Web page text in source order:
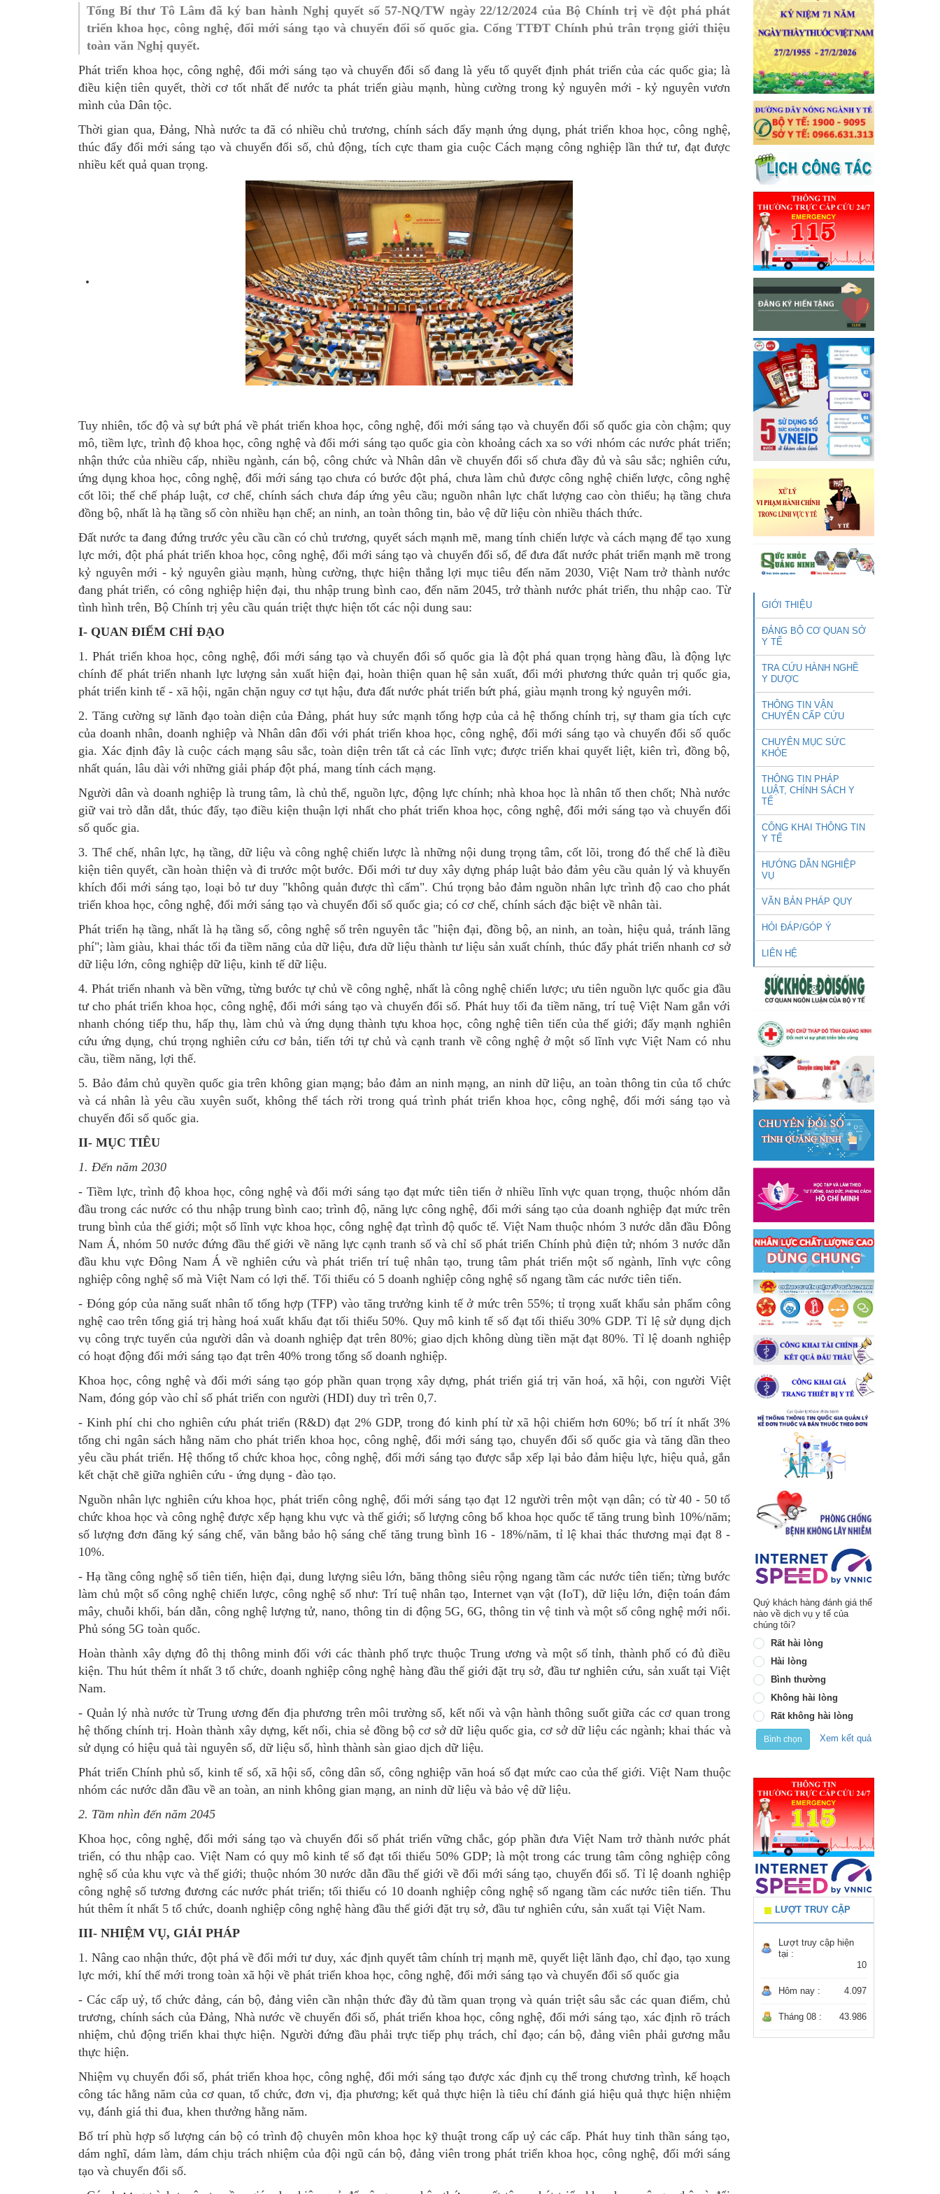
Nghiệp vụ Y
Kế hoạch tài chính
Phòng Bảo trợ xã hội và Trẻ em
SƠ ĐỒ TỔ CHỨC BỘ MÁY
QUY CHẾ LÀM VIỆC SỞ Y TẾ
Bảo hiểm Y tế
An toàn vệ sinh thực phẩm
Dược và Mỹ phẩm
Tài chính kế toán
Trang thiết bị y tế
Tổ chức cán bộ
Giám định
Nghiên cứu KH & CNTT
Hiên mô, tạng
Tổng Bí thư Tô Lâm đã ký ban hành Nghị quyết số 57-NQ/TW ngày 22/12/2024 của Bộ Chính trị về đột phá phát
triển khoa học, công nghệ, đổi mới sáng tạo và chuyển đổi số quốc gia. Cổng TTĐT Chính phủ trân trọng giới thiệu
toàn văn Nghị quyết.
Phát triển khoa học, công nghệ, đổi mới sáng tạo và chuyển đổi số đang là yếu tố quyết định phát triển của các quốc gia; là
điều kiện tiên quyết, thời cơ tốt nhất để nước ta phát triển giàu mạnh, hùng cường trong kỷ nguyên mới - kỷ nguyên vươn
mình của Dân tộc.
Thời gian qua, Đảng, Nhà nước ta đã có nhiều chủ trương, chính sách đẩy mạnh ứng dụng, phát triển khoa học, công nghệ,
thúc đẩy đổi mới sáng tạo và chuyển đổi số, chủ động, tích cực tham gia cuộc Cách mạng công nghiệp lần thứ tư, đạt được
nhiều kết quả quan trọng.
Tuy nhiên, tốc độ và sự bứt phá về phát triển khoa học, công nghệ, đổi mới sáng tạo và chuyển đổi số quốc gia còn chậm; quy
mô, tiềm lực, trình độ khoa học, công nghệ và đổi mới sáng tạo quốc gia còn khoảng cách xa so với nhóm các nước phát triển;
nhận thức của nhiều cấp, nhiều ngành, cán bộ, công chức và Nhân dân về chuyển đổi số chưa đầy đủ và sâu sắc; nghiên cứu,
ứng dụng khoa học, công nghệ, đổi mới sáng tạo chưa có bước đột phá, chưa làm chủ được công nghệ chiến lược, công nghệ
cốt lõi; thể chế pháp luật, cơ chế, chính sách chưa đáp ứng yêu cầu; nguồn nhân lực chất lượng cao còn thiếu; hạ tầng chưa
đồng bộ, nhất là hạ tầng số còn nhiều hạn chế; an ninh, an toàn thông tin, bảo vệ dữ liệu còn nhiều thách thức.
Đất nước ta đang đứng trước yêu cầu cần có chủ trương, quyết sách mạnh mẽ, mang tính chiến lược và cách mạng để tạo xung
lực mới, đột phá phát triển khoa học, công nghệ, đổi mới sáng tạo và chuyển đổi số, để đưa đất nước phát triển mạnh mẽ trong
kỷ nguyên mới - kỷ nguyên giàu mạnh, hùng cường, thực hiện thắng lợi mục tiêu đến năm 2030, Việt Nam trở thành nước
đang phát triển, có công nghiệp hiện đại, thu nhập trung bình cao, đến năm 2045, trở thành nước phát triển, thu nhập cao. Từ
tình hình trên, Bộ Chính trị yêu cầu quán triệt thực hiện tốt các nội dung sau:
I- QUAN ĐIỂM CHỈ ĐẠO
1. Phát triển khoa học, công nghệ, đổi mới sáng tạo và chuyển đổi số quốc gia là đột phá quan trọng hàng đầu, là động lực
chính để phát triển nhanh lực lượng sản xuất hiện đại, hoàn thiện quan hệ sản xuất, đổi mới phương thức quản trị quốc gia,
phát triển kinh tế - xã hội, ngăn chặn nguy cơ tụt hậu, đưa đất nước phát triển bứt phá, giàu mạnh trong kỷ nguyên mới.
2. Tăng cường sự lãnh đạo toàn diện của Đảng, phát huy sức mạnh tổng hợp của cả hệ thống chính trị, sự tham gia tích cực
của doanh nhân, doanh nghiệp và Nhân dân đối với phát triển khoa học, công nghệ, đổi mới sáng tạo và chuyển đổi số quốc
gia. Xác định đây là cuộc cách mạng sâu sắc, toàn diện trên tất cả các lĩnh vực; được triển khai quyết liệt, kiên trì, đồng bộ,
nhất quán, lâu dài với những giải pháp đột phá, mang tính cách mạng.
Người dân và doanh nghiệp là trung tâm, là chủ thể, nguồn lực, động lực chính; nhà khoa học là nhân tố then chốt; Nhà nước
giữ vai trò dẫn dắt, thúc đẩy, tạo điều kiện thuận lợi nhất cho phát triển khoa học, công nghệ, đổi mới sáng tạo và chuyển đổi
số quốc gia.
3. Thể chế, nhân lực, hạ tầng, dữ liệu và công nghệ chiến lược là những nội dung trọng tâm, cốt lõi, trong đó thể chế là điều
kiện tiên quyết, cần hoàn thiện và đi trước một bước. Đổi mới tư duy xây dựng pháp luật bảo đảm yêu cầu quản lý và khuyến
khích đổi mới sáng tạo, loại bỏ tư duy "không quản được thì cấm". Chú trọng bảo đảm nguồn nhân lực trình độ cao cho phát
triển khoa học, công nghệ, đổi mới sáng tạo và chuyển đổi số quốc gia; có cơ chế, chính sách đặc biệt về nhân tài.
Phát triển hạ tầng, nhất là hạ tầng số, công nghệ số trên nguyên tắc "hiện đại, đồng bộ, an ninh, an toàn, hiệu quả, tránh lãng
phí"; làm giàu, khai thác tối đa tiềm năng của dữ liệu, đưa dữ liệu thành tư liệu sản xuất chính, thúc đẩy phát triển nhanh cơ sở
dữ liệu lớn, công nghiệp dữ liệu, kinh tế dữ liệu.
4. Phát triển nhanh và bền vững, từng bước tự chủ về công nghệ, nhất là công nghệ chiến lược; ưu tiên nguồn lực quốc gia đầu
tư cho phát triển khoa học, công nghệ, đổi mới sáng tạo và chuyển đổi số. Phát huy tối đa tiềm năng, trí tuệ Việt Nam gắn với
nhanh chóng tiếp thu, hấp thụ, làm chủ và ứng dụng thành tựu khoa học, công nghệ tiên tiến của thế giới; đẩy mạnh nghiên
cứu ứng dụng, chú trọng nghiên cứu cơ bản, tiến tới tự chủ và cạnh tranh về công nghệ ở một số lĩnh vực Việt Nam có nhu
cầu, tiềm năng, lợi thế.
5. Bảo đảm chủ quyền quốc gia trên không gian mạng; bảo đảm an ninh mạng, an ninh dữ liệu, an toàn thông tin của tổ chức
và cá nhân là yêu cầu xuyên suốt, không thể tách rời trong quá trình phát triển khoa học, công nghệ, đổi mới sáng tạo và
chuyển đổi số quốc gia.
II- MỤC TIÊU
1. Đến năm 2030
- Tiềm lực, trình độ khoa học, công nghệ và đổi mới sáng tạo đạt mức tiên tiến ở nhiều lĩnh vực quan trọng, thuộc nhóm dẫn
đầu trong các nước có thu nhập trung bình cao; trình độ, năng lực công nghệ, đổi mới sáng tạo của doanh nghiệp đạt mức trên
trung bình của thế giới; một số lĩnh vực khoa học, công nghệ đạt trình độ quốc tế. Việt Nam thuộc nhóm 3 nước dẫn đầu Đông
Nam Á, nhóm 50 nước đứng đầu thế giới về năng lực cạnh tranh số và chỉ số phát triển Chính phủ điện tử; nhóm 3 nước dẫn
đầu khu vực Đông Nam Á về nghiên cứu và phát triển trí tuệ nhân tạo, trung tâm phát triển một số ngành, lĩnh vực công
nghiệp công nghệ số mà Việt Nam có lợi thế. Tối thiểu có 5 doanh nghiệp công nghệ số ngang tầm các nước tiên tiến.
- Đóng góp của năng suất nhân tố tổng hợp (TFP) vào tăng trưởng kinh tế ở mức trên 55%; tỉ trọng xuất khẩu sản phẩm công
nghệ cao trên tổng giá trị hàng hoá xuất khẩu đạt tối thiểu 50%. Quy mô kinh tế số đạt tối thiểu 30% GDP. Tỉ lệ sử dụng dịch
vụ công trực tuyến của người dân và doanh nghiệp đạt trên 80%; giao dịch không dùng tiền mặt đạt 80%. Tỉ lệ doanh nghiệp
có hoạt động đổi mới sáng tạo đạt trên 40% trong tổng số doanh nghiệp.
Khoa học, công nghệ và đổi mới sáng tạo góp phần quan trọng xây dựng, phát triển giá trị văn hoá, xã hội, con người Việt
Nam, đóng góp vào chỉ số phát triển con người (HDI) duy trì trên 0,7.
- Kinh phí chi cho nghiên cứu phát triển (R&D) đạt 2% GDP, trong đó kinh phí từ xã hội chiếm hơn 60%; bố trí ít nhất 3%
tổng chi ngân sách hằng năm cho phát triển khoa học, công nghệ, đổi mới sáng tạo, chuyển đổi số quốc gia và tăng dần theo
yêu cầu phát triển. Hệ thống tổ chức khoa học, công nghệ, đổi mới sáng tạo được sắp xếp lại bảo đảm hiệu lực, hiệu quả, gắn
kết chặt chẽ giữa nghiên cứu - ứng dụng - đào tạo.
Nguồn nhân lực nghiên cứu khoa học, phát triển công nghệ, đổi mới sáng tạo đạt 12 người trên một vạn dân; có từ 40 - 50 tổ
chức khoa học và công nghệ được xếp hạng khu vực và thế giới; số lượng công bố khoa học quốc tế tăng trung bình 10%/năm;
số lượng đơn đăng ký sáng chế, văn bằng bảo hộ sáng chế tăng trung bình 16 - 18%/năm, tỉ lệ khai thác thương mại đạt 8 -
10%.
- Hạ tầng công nghệ số tiên tiến, hiện đại, dung lượng siêu lớn, băng thông siêu rộng ngang tầm các nước tiên tiến; từng bước
làm chủ một số công nghệ chiến lược, công nghệ số như: Trí tuệ nhân tạo, Internet vạn vật (IoT), dữ liệu lớn, điện toán đám
mây, chuỗi khối, bán dẫn, công nghệ lượng tử, nano, thông tin di động 5G, 6G, thông tin vệ tinh và một số công nghệ mới nổi.
Phủ sóng 5G toàn quốc.
Hoàn thành xây dựng đô thị thông minh đối với các thành phố trực thuộc Trung ương và một số tỉnh, thành phố có đủ điều
kiện. Thu hút thêm ít nhất 3 tổ chức, doanh nghiệp công nghệ hàng đầu thế giới đặt trụ sở, đầu tư nghiên cứu, sản xuất tại Việt
Nam.
- Quản lý nhà nước từ Trung ương đến địa phương trên môi trường số, kết nối và vận hành thông suốt giữa các cơ quan trong
hệ thống chính trị. Hoàn thành xây dựng, kết nối, chia sẻ đồng bộ cơ sở dữ liệu quốc gia, cơ sở dữ liệu các ngành; khai thác và
sử dụng có hiệu quả tài nguyên số, dữ liệu số, hình thành sàn giao dịch dữ liệu.
Phát triển Chính phủ số, kinh tế số, xã hội số, công dân số, công nghiệp văn hoá số đạt mức cao của thế giới. Việt Nam thuộc
nhóm các nước dẫn đầu về an toàn, an ninh không gian mạng, an ninh dữ liệu và bảo vệ dữ liệu.
2. Tầm nhìn đến năm 2045
Khoa học, công nghệ, đổi mới sáng tạo và chuyển đổi số phát triển vững chắc, góp phần đưa Việt Nam trở thành nước phát
triển, có thu nhập cao. Việt Nam có quy mô kinh tế số đạt tối thiểu 50% GDP; là một trong các trung tâm công nghiệp công
nghệ số của khu vực và thế giới; thuộc nhóm 30 nước dẫn đầu thế giới về đổi mới sáng tạo, chuyển đổi số. Tỉ lệ doanh nghiệp
công nghệ số tương đương các nước phát triển; tối thiểu có 10 doanh nghiệp công nghệ số ngang tầm các nước tiên tiến. Thu
hút thêm ít nhất 5 tổ chức, doanh nghiệp công nghệ hàng đầu thế giới đặt trụ sở, đầu tư nghiên cứu, sản xuất tại Việt Nam.
III- NHIỆM VỤ, GIẢI PHÁP
1. Nâng cao nhận thức, đột phá về đổi mới tư duy, xác định quyết tâm chính trị mạnh mẽ, quyết liệt lãnh đạo, chỉ đạo, tạo xung
lực mới, khí thế mới trong toàn xã hội về phát triển khoa học, công nghệ, đổi mới sáng tạo và chuyển đổi số quốc gia
- Các cấp uỷ, tổ chức đảng, cán bộ, đảng viên cần nhận thức đầy đủ tầm quan trọng và quán triệt sâu sắc các quan điểm, chủ
trương, chính sách của Đảng, Nhà nước về chuyển đổi số, phát triển khoa học, công nghệ, đổi mới sáng tạo, xác định rõ trách
nhiệm, chủ động triển khai thực hiện. Người đứng đầu phải trực tiếp phụ trách, chỉ đạo; cán bộ, đảng viên phải gương mẫu
thực hiện.
Nhiệm vụ chuyển đổi số, phát triển khoa học, công nghệ, đổi mới sáng tạo được xác định cụ thể trong chương trình, kế hoạch
công tác hằng năm của cơ quan, tổ chức, đơn vị, địa phương; kết quả thực hiện là tiêu chí đánh giá hiệu quả thực hiện nhiệm
vụ, đánh giá thi đua, khen thưởng hằng năm.
Bố trí phù hợp số lượng cán bộ có trình độ chuyên môn khoa học kỹ thuật trong cấp uỷ các cấp. Phát huy tinh thần sáng tạo,
dám nghĩ, dám làm, dám chịu trách nhiệm của đội ngũ cán bộ, đảng viên trong phát triển khoa học, công nghệ, đổi mới sáng
tạo và chuyển đổi số.
GIỚI THIỆU
ĐẢNG BỘ CƠ QUAN SỞ
Y TẾ
TRA CỨU HÀNH NGHỀ
Y DƯỢC
THÔNG TIN VẬN
CHUYỂN CẤP CỨU
CHUYÊN MỤC SỨC
KHỎE
THÔNG TIN PHÁP
LUẬT, CHÍNH SÁCH Y
TẾ
CÔNG KHAI THÔNG TIN
Y TẾ
HƯỚNG DẪN NGHIỆP
VỤ
VĂN BẢN PHÁP QUY
HỎI ĐÁP/GÓP Ý
LIÊN HỆ
Quý khách hàng đánh giá thế
nào về dịch vụ y tế của
chúng tôi?
Rất hài lòng
Hài lòng
Bình thường
Không hài lòng
Rất không hài lòng
Bình chọn Xem kết quả
LƯỢT TRUY CẬP
Lượt truy cập hiện
tại :
10
Hôm nay : 4.097
Tháng 08 : 43.986